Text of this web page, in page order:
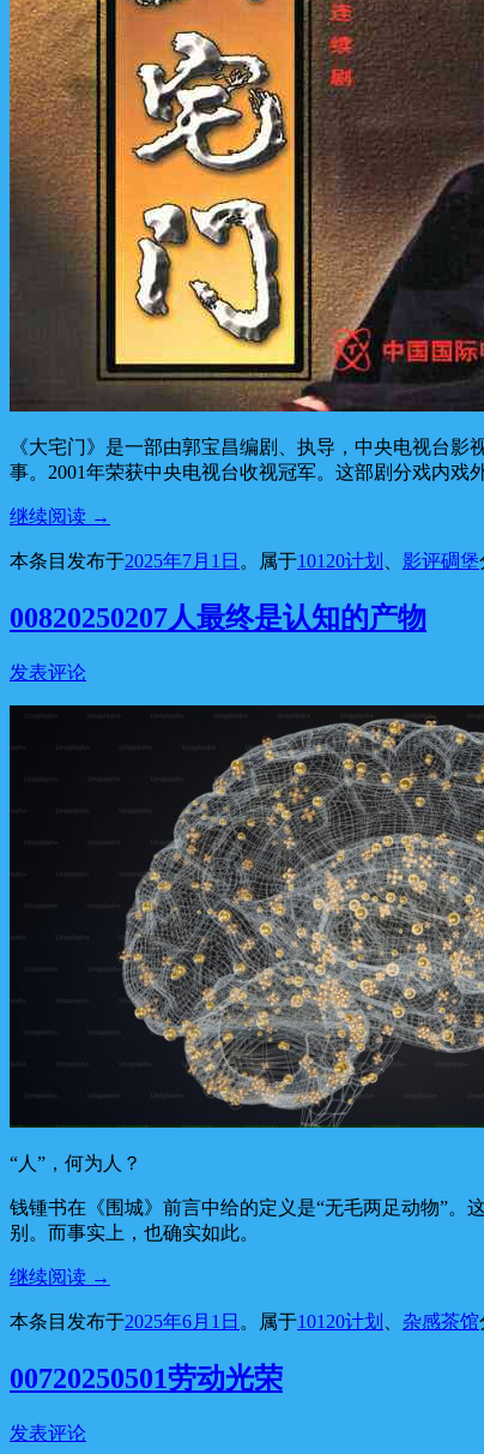
《大宅门》是一部由郭宝昌编剧、执导，中央电视台
事。2001年荣获中央电视台收视冠军。这部剧分戏内戏
继续阅读 →
本条目发布于2025年7月1日 。属于10120计划 影评碉堡
00820250207人最终是认知的产物
发表评论
“人”，何为人？
钱锺书在《围城》前言中给的定义是“无毛两足动物”
别。而事实上，也确实如此。
继续阅读 →
本条目发布于2025年6月1日 。属于10120计划 杂感茶馆
00720250501劳动光荣
发表评论